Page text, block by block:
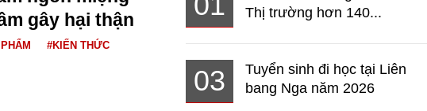
gây hại thận
#KIẾN THỨC
Thị trường hơn 140...
03
Tuyển sinh đi học tại Liên
bang Nga năm 2026